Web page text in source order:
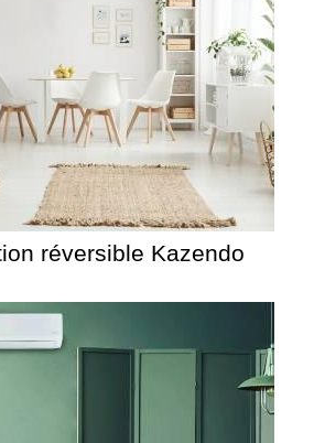
réversible Kazendo